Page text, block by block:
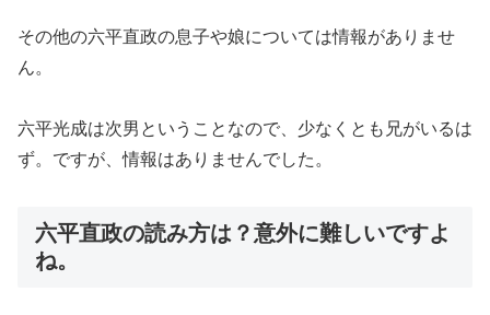
その他の六平直政の息子や娘については情報がありませ
ん。
六平光成は次男ということなので、少なくとも兄がいるは
ず。ですが、情報はありませんでした。
六平直政の読み方は？意外に難しいですよ
ね。